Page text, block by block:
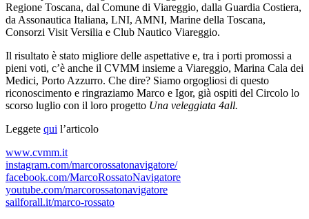
Regione Toscana, dal Comune di Viareggio, dalla Guardia Costiera,
da Assonautica Italiana, LNI, AMNI, Marine della Toscana,
Consorzi Visit Versilia e Club Nautico Viareggio.
Il risultato è stato migliore delle aspettative e, tra i porti promossi a
pieni voti, c’è anche il CVMM insieme a Viareggio, Marina Cala dei
Medici, Porto Azzurro. Che dire? Siamo orgogliosi di questo
riconoscimento e ringraziamo Marco e Igor, già ospiti del Circolo lo
scorso luglio con il loro progetto Una veleggiata 4all.
Leggete qui l’articolo
www.cvmm.it
instagram.com/marcorossatonavigatore/
facebook.com/MarcoRossatoNavigatore
youtube.com/marcorossatonavigatore
sailforall.it/marco-rossato